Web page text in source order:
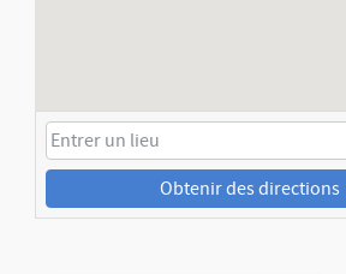
Obtenir des directions